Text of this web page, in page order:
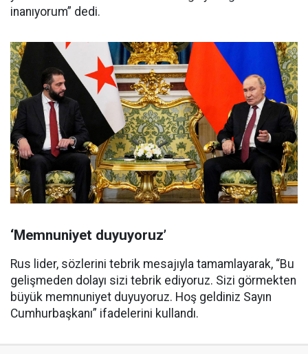
inanıyorum” dedi.
‘Memnuniyet duyuyoruz’
Rus lider, sözlerini tebrik mesajıyla tamamlayarak, “Bu
gelişmeden dolayı sizi tebrik ediyoruz. Sizi görmekten
büyük memnuniyet duyuyoruz. Hoş geldiniz Sayın
Cumhurbaşkanı” ifadelerini kullandı.